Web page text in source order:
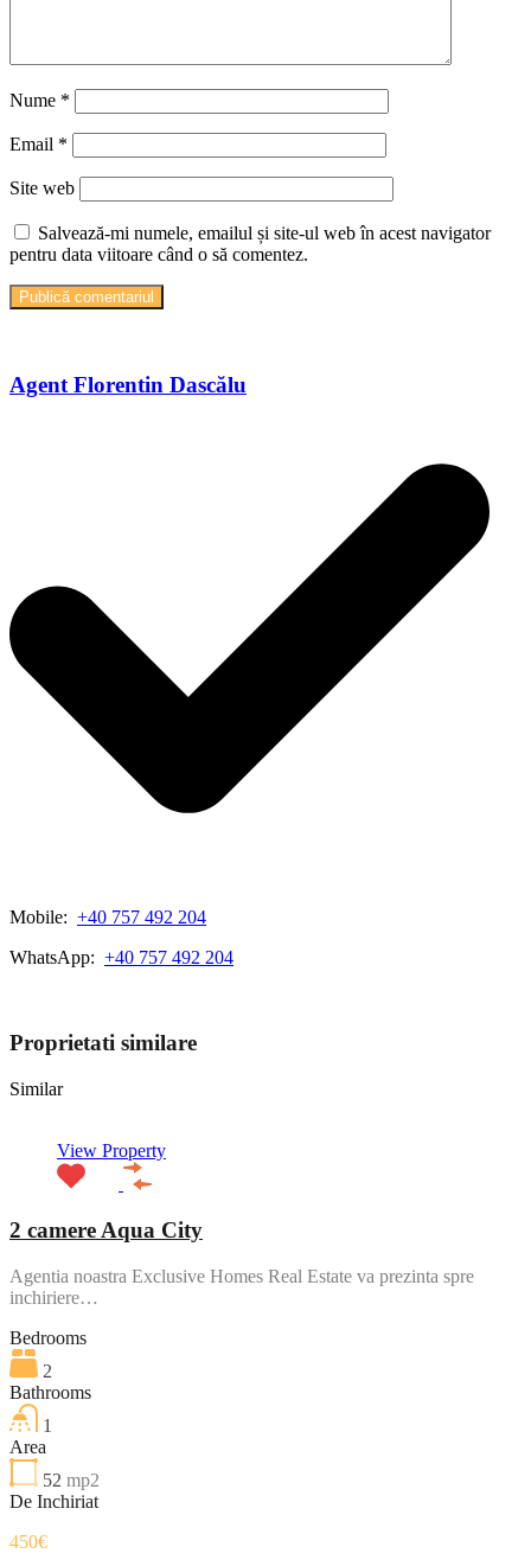
Nume *
Email *
Site web
Salvează-mi numele, emailul și site-ul web în acest navigator
pentru data viitoare când o să comentez.
Agent Florentin Dascălu
Mobile: +40 757 492 204
WhatsApp: +40 757 492 204
Proprietati similare
Similar
View Property
2 camere Aqua City
Agentia noastra Exclusive Homes Real Estate va prezinta spre
inchiriere…
Bedrooms
2
Bathrooms
1
Area
52 mp2
De Inchiriat
450€